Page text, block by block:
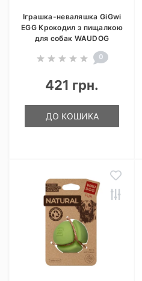
Іграшка-неваляшка GiGwi
EGG Крокодил з пищалкою
для собак WAUDOG
0
421 грн.
ДО КОШИКА